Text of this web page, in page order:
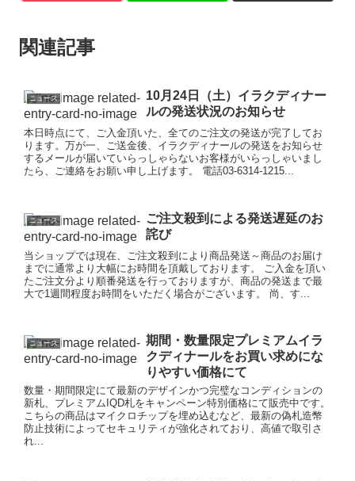
関連記事
ニュース
10月24日（土）イラクディナー
ルの発送状況のお知らせ
本日時点にて、ご入金頂いた、全てのご注文の発送が完了してお
ります。万が一、ご送金後、イラクディナールの発送をお知らせ
するメールが届いていらっしゃらないお客様がいらっしゃいまし
たら、ご連絡をお願い申し上げます。 電話03-6314-1215...
ニュース
ご注文殺到による発送遅延のお
詫び
当ショップでは現在、ご注文殺到により商品発送～商品のお届け
までに通常より大幅にお時間を頂戴しております。 ご入金を頂い
たご注文分より順番発送を行っておりますが、商品の発送まで最
大で1週間程度お時間をいただく場合がございます。 尚、す...
ニュース
期間・数量限定プレミアムイラ
クディナールをお買い求めにな
りやすい価格にて
数量・期間限定にて最新のデザインかつ完璧なコンディションの
新札、プレミアムIQD札をキャンペーン特別価格にて販売中です。
こちらの商品はマイクロチップを埋め込むなど、最新の偽札造幣
防止技術によってセキュリティが強化されており、高値で取引さ
れ...